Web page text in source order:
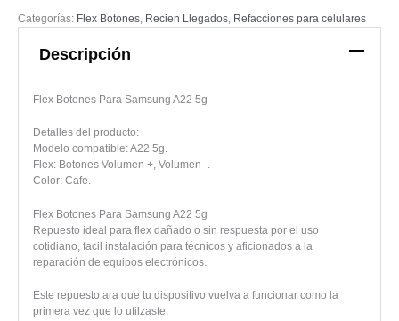
Categorías: Flex Botones, Recien Llegados, Refacciones para celulares
Descripción
Flex Botones Para Samsung A22 5g
Detalles del producto:
Modelo compatible: A22 5g.
Flex: Botones Volumen +, Volumen -.
Color: Cafe.
Flex Botones Para Samsung A22 5g
Repuesto ideal para flex dañado o sin respuesta por el uso
cotidiano, facil instalación para técnicos y aficionados a la
reparación de equipos electrónicos.
Este repuesto ara que tu dispositivo vuelva a funcionar como la
primera vez que lo utilzaste.